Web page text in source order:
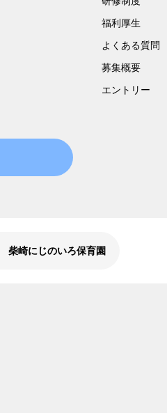
福利厚生
よくある質問
募集概要
エントリー
柴崎にじのいろ保育園